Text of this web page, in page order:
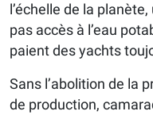
l’échelle de la
pas accès à l’eau
paient des yachts
Sans l’abolition de la
de production,